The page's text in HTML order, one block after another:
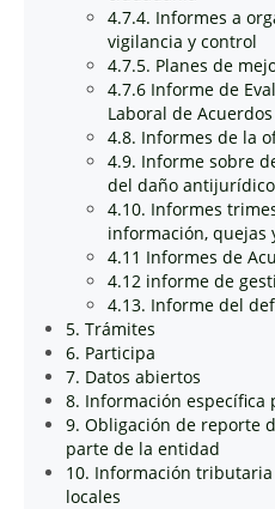
4.7.4. Informes a
vigilancia y control
4.7.5. Planes de
4.7.6 Informe de
Laboral de
4.8. Informes de la
4.9. Informe sobre
del daño antijurídico
4.10. Informes
información, quejas
4.11 Informes de
4.12 informe de
4.13. Informe del
5. Trámites
6. Participa
7. Datos abiertos
8. Información específica
9. Obligación de reporte
parte de la entidad
10. Información
locales